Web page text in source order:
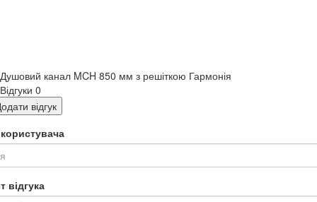
Душовий канал MCH 850 мм з решіткою Гармонія
Відгуки 0
відгук
відгука